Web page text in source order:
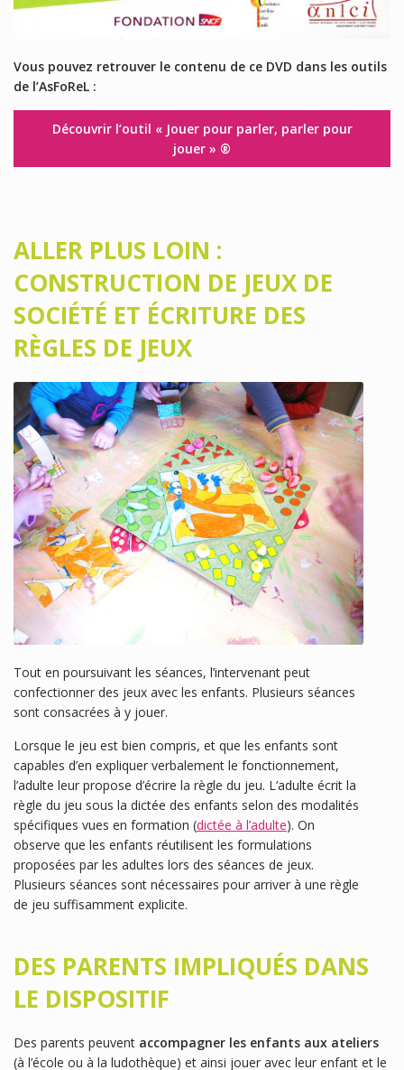
Vous pouvez retrouver le contenu de ce DVD dans les outils
de l’AsFoReL :
Découvrir l’outil « Jouer pour parler, parler pour
jouer » ®
ALLER PLUS LOIN :
CONSTRUCTION DE JEUX DE
SOCIÉTÉ ET ÉCRITURE DES
RÈGLES DE JEUX
Tout en poursuivant les séances, l’intervenant peut
confectionner des jeux avec les enfants. Plusieurs séances
sont consacrées à y jouer.
Lorsque le jeu est bien compris, et que les enfants sont
capables d’en expliquer verbalement le fonctionnement,
l’adulte leur propose d’écrire la règle du jeu. L’adulte écrit la
règle du jeu sous la dictée des enfants selon des modalités
spécifiques vues en formation (dictée à l’adulte). On
observe que les enfants réutilisent les formulations
proposées par les adultes lors des séances de jeux.
Plusieurs séances sont nécessaires pour arriver à une règle
de jeu suffisamment explicite.
DES PARENTS IMPLIQUÉS DANS
LE DISPOSITIF
Des parents peuvent accompagner les enfants aux ateliers
(à l’école ou à la ludothèque) et ainsi jouer avec leur enfant et le